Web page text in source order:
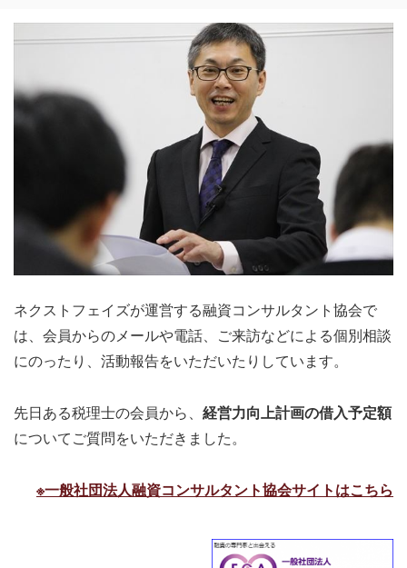
ネクストフェイズが運営する融資コンサルタント協会で
は、会員からのメールや電話、ご来訪などによる個別相談
にのったり、活動報告をいただいたりしています。
先日ある税理士の会員から、 経営力向上計画の借入予定額
についてご質問をいただきました。
※一般社団法人融資コンサルタント協会サイトはこちら